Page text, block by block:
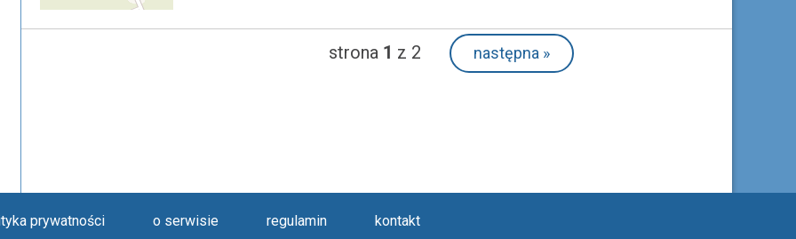
strona 1 z 2 następna »
prywatności o serwisie regulamin kontakt